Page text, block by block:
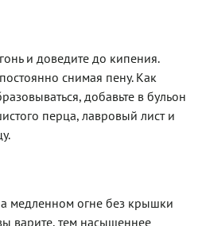
и доведите до кипения.
снимая пену. Как
добавьте в бульон
перца, лавровый лист и
медленном огне без крышки
варите, тем насыщеннее